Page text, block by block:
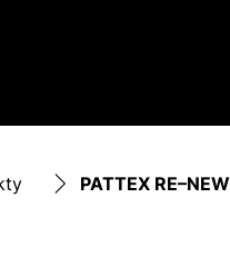
PATTEX